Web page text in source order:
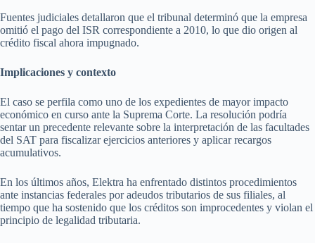
Fuentes judiciales detallaron que el tribunal determinó que la empresa
omitió el pago del ISR correspondiente a 2010, lo que dio origen al
crédito fiscal ahora impugnado.
Implicaciones y contexto
El caso se perfila como uno de los expedientes de mayor impacto
económico en curso ante la Suprema Corte. La resolución podría
sentar un precedente relevante sobre la interpretación de las facultades
del SAT para fiscalizar ejercicios anteriores y aplicar recargos
acumulativos.
En los últimos años, Elektra ha enfrentado distintos procedimientos
ante instancias federales por adeudos tributarios de sus filiales, al
tiempo que ha sostenido que los créditos son improcedentes y violan el
principio de legalidad tributaria.